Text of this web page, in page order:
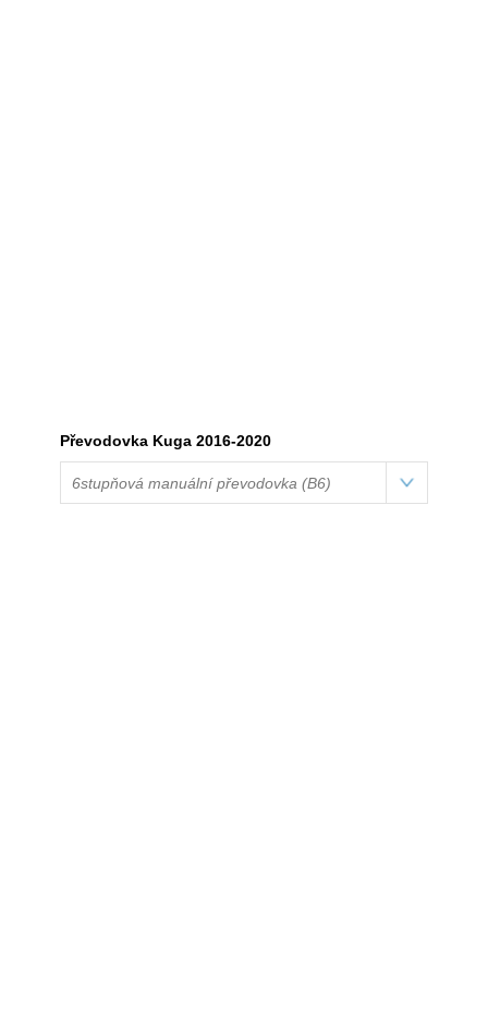
Převodovka Kuga 2016-2020
6stupňová manuální převodovka (B6)